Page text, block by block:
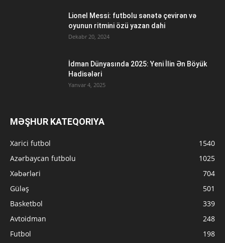
Lionel Messi: futbolu sənətə çevirən və
oyunun ritmini özü yazan dahi
Dekabr 20, 2024
İdman Dünyasında 2025: Yeni İlin Ən Böyük
Hadisələri
Yanvar 4, 2025
MƏŞHUR KATEQORIYA
Xarici futbol
1540
Azərbaycan futbolu
1025
Xəbərləri
704
Güləş
501
Basketbol
339
Avtoidman
248
Futbol
198